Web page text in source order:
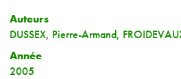
Auteurs
DUSSEX, Pierre-Armand,
Année
2005